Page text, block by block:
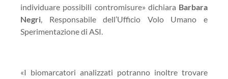
individuare possibili contromisure» dichiara Barbara
Negri, Responsabile dell’Ufficio Volo Umano e
Sperimentazione di ASI.
«I biomarcatori analizzati potranno inoltre trovare